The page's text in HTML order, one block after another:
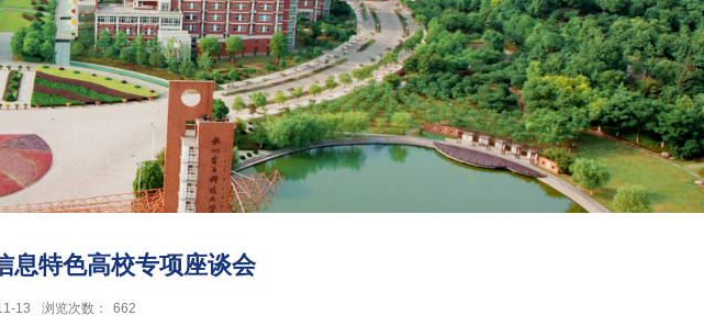
息特色高校专项座谈会
13 浏览次数： 662